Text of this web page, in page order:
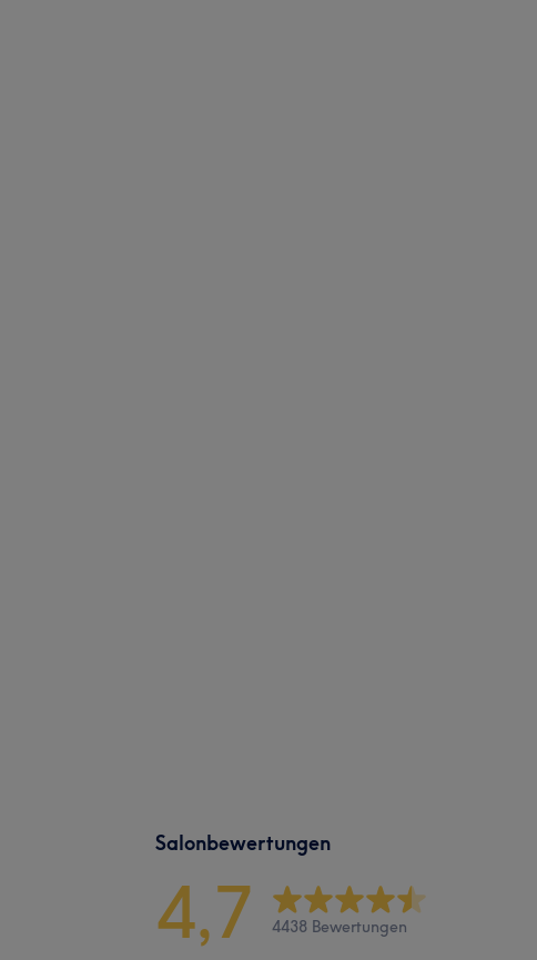
Salonbewertungen
4,7 4438 Bewertungen